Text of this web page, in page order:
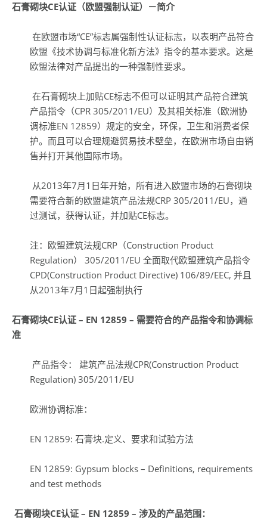
石膏砌块CE认证（欧盟强制认证）－简介
在欧盟市场“CE”标志属强制性认证标志，以表明产品符合
欧盟《技术协调与标准化新方法》指令的基本要求。这是
欧盟法律对产品提出的一种强制性要求。
在石膏砌块上加贴CE标志不但可以证明其产品符合建筑
产品指令（CPR 305/2011/EU）及其相关标准（欧洲协
调标准EN 12859）规定的安全，环保，卫生和消费者保
护。而且可以合理规避贸易技术壁垒，在欧洲市场自由销
售并打开其他国际市场。
从2013年7月1日年开始，所有进入欧盟市场的石膏砌块
需要符合新的欧盟建筑产品法规CRP 305/2011/EU，通
过测试，获得认证，并加贴CE标志。
注：欧盟建筑法规CRP（Construction Product
Regulation） 305/2011/EU 全面取代欧盟建筑产品指令
CPD(Construction Product Directive) 106/89/EEC, 并且
从2013年7月1日起强制执行
石膏砌块CE认证 – EN 12859 – 需要符合的产品指令和协调标
准
产品指令： 建筑产品法规CPR(Construction Product
Regulation) 305/2011/EU
欧洲协调标准：
EN 12859: 石膏块.定义、要求和试验方法
EN 12859: Gypsum blocks – Definitions, requirements
and test methods
石膏砌块CE认证 – EN 12859 – 涉及的产品范围：